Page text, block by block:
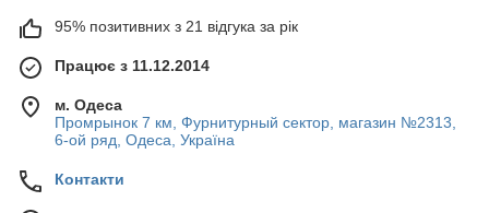
95% позитивних з 21 відгука за рік
Працює з 11.12.2014
м. Одеса
Промрынок 7 км, Фурнитурный сектор, магазин №2313,
6-ой ряд, Одеса, Україна
Контакти